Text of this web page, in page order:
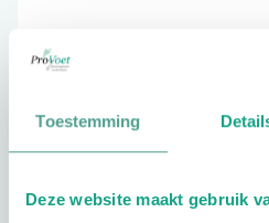
Toestemming
Deze website maakt gebruik
Schrijf ook een